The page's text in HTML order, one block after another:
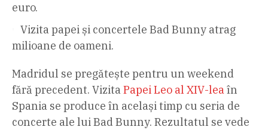
euro.
Vizita papei și concertele Bad Bunny atrag
milioane de oameni.
Madridul se pregătește pentru un weekend
fără precedent. VizitaPapei Leo al XIV-leaîn
Spania se produce în același timp cu seria de
concerte ale lui Bad Bunny. Rezultatul se vede